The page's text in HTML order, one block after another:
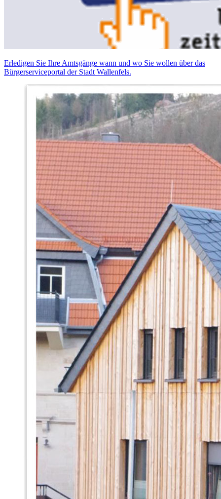
Erledigen Sie Ihre Amtsgänge wann und wo Sie wollen über das
Bürgerserviceportal der Stadt Wallenfels.